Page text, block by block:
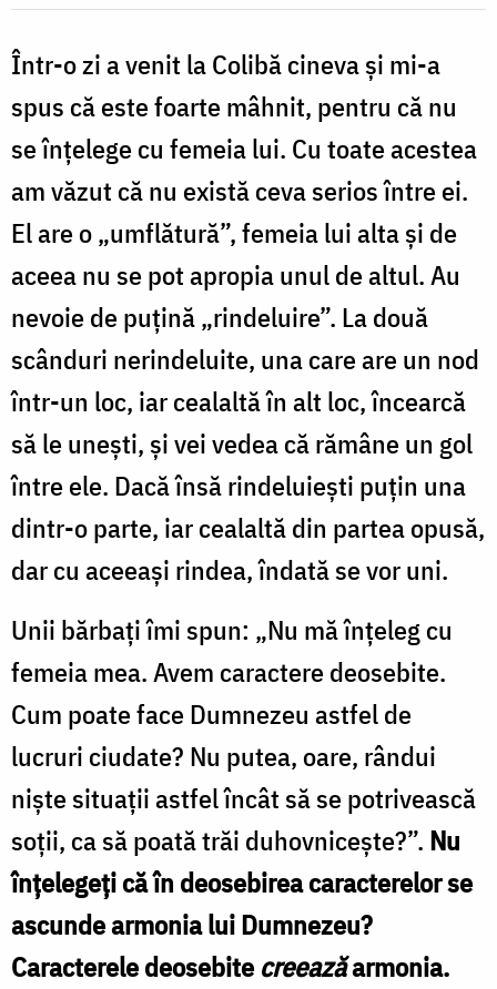
Într-o zi a venit la Colibă cineva şi mi-a
spus că este foarte mâhnit, pentru că nu
se înţelege cu femeia lui. Cu toate acestea
am văzut că nu există ceva serios între ei.
El are o „umflătură”, femeia lui alta şi de
aceea nu se pot apropia unul de altul. Au
nevoie de puţină „rindeluire”. La două
scânduri nerindeluite, una care are un nod
într-un loc, iar cealaltă în alt loc, încearcă
să le uneşti, şi vei vedea că rămâne un gol
între ele. Dacă însă rindeluieşti puţin una
dintr-o parte, iar cealaltă din partea opusă,
dar cu aceeaşi rindea, îndată se vor uni.
Unii bărbaţi îmi spun: „Nu mă înţeleg cu
femeia mea. Avem caractere deosebite.
Cum poate face Dum­nezeu astfel de
lucruri ciudate? Nu putea, oare, rândui
nişte situaţii astfel încât să se potrivească
soţii, ca să poată trăi duhovniceşte?”. Nu
înţelegeţi că în deose­birea caracterelor se
ascunde armonia lui Dumnezeu?
Caracterele deosebitecreeazăarmonia.